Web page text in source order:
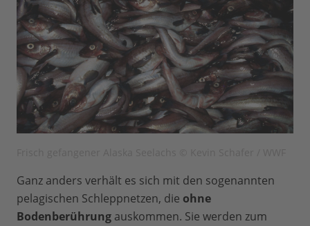
Ganz anders verhält es sich mit den sogenannten
pelagischen Schleppnetzen, die ohne
Bodenberührung auskommen. Sie werden zum